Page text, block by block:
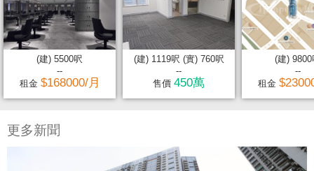
(建) 5500呎
--
租金 $168000/月
(建) 1119呎 (實) 760呎
--
售價 450萬
(建) 9800
--
租金
更多新聞